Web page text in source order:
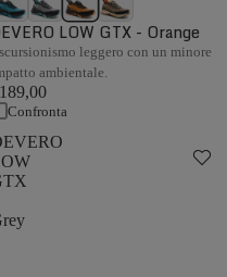
LOW GTX - Orange
leggero con un minore
ambientale.
Confronta